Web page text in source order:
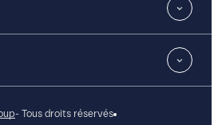
- Tous droits réservés